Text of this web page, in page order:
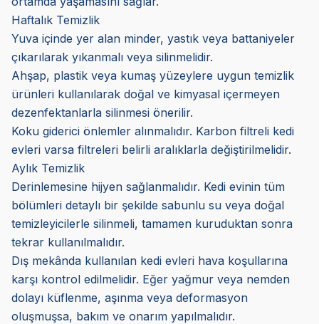
Haftalık Temizlik
Yuva içinde yer alan minder, yastık veya battaniyeler
çıkarılarak yıkanmalı veya silinmelidir.
Ahşap, plastik veya kumaş yüzeylere uygun temizlik
ürünleri kullanılarak doğal ve kimyasal içermeyen
dezenfektanlarla silinmesi önerilir.
Koku giderici önlemler alınmalıdır. Karbon filtreli kedi
evleri varsa filtreleri belirli aralıklarla değiştirilmelidir.
Aylık Temizlik
Derinlemesine hijyen sağlanmalıdır. Kedi evinin tüm
bölümleri detaylı bir şekilde sabunlu su veya doğal
temizleyicilerle silinmeli, tamamen kuruduktan sonra
tekrar kullanılmalıdır.
Dış mekânda kullanılan kedi evleri hava koşullarına
karşı kontrol edilmelidir. Eğer yağmur veya nemden
dolayı küflenme, aşınma veya deformasyon
oluşmuşsa, bakım ve onarım yapılmalıdır.